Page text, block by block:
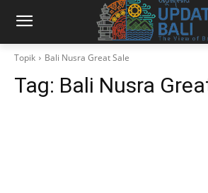
Topik Bali Nusra Great Sale
Tag: Bali Nusra